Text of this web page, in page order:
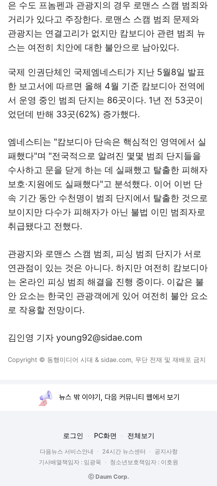
은 수도 프놈펜과 관광지의 경우 로맨스 스캠 범죄와
거리가 있다고 주장한다. 로맨스 스캠 범죄 문제와
관광지는 연결고리가 없지만 캄보디아 관련 범죄 뉴
스는 여전히 치안에 대한 불안으로 남아있다.
국제 인권단체인 국제엠네스티가 지난 5월8일 발표
한 보고서에 따르면 올해 4월 기준 캄보디아 전역에
서 운영 중인 범죄 단지는 86곳이다. 1년 전 53곳이
었던데 반해 33곳(62%) 증가했다.
엠네스티는 "캄보디아 단속은 핵심적인 영역에서 실
패했다"며 "전국적으로 알려진 몇몇 범죄 단지들을
수사하고 문을 닫게 하는 데 실패했고 탈출한 피해자
보호·지원에도 실패했다"고 분석했다. 이어 이번 단
속 기간 동안 수천명이 범죄 단지에서 탈출한 것으로
보이지만 다수가 피해자가 아닌 불법 이민 범죄자로
취급됐다고 전했다.
관광지와 로맨스 스캠 범죄, 피싱 범죄 단지가 서로
연관점이 있는 것은 아니다. 하지만 여전히 캄보디아
는 온라인 피싱 범죄 해결을 진행 중이다. 이같은 불
안 요소는 한국인 관광객에게 있어 여전히 불안 요소
로 작용할 전망이다.
김인영 기자 young92@sidae.com
Copyright © 동행미디어 시대 & sidae.com, 무단 전재 및 재배포 금지
뉴스 밖 이야기, 다음 커뮤니티 웹에서 보기
로그인 PC화면 전체보기
다음뉴스 서비스안내 24시간 뉴스센터
공지사항
기사배열책임자 : 임광욱
청소년보호책임자 : 이호원
ⓒ Daum Corp.